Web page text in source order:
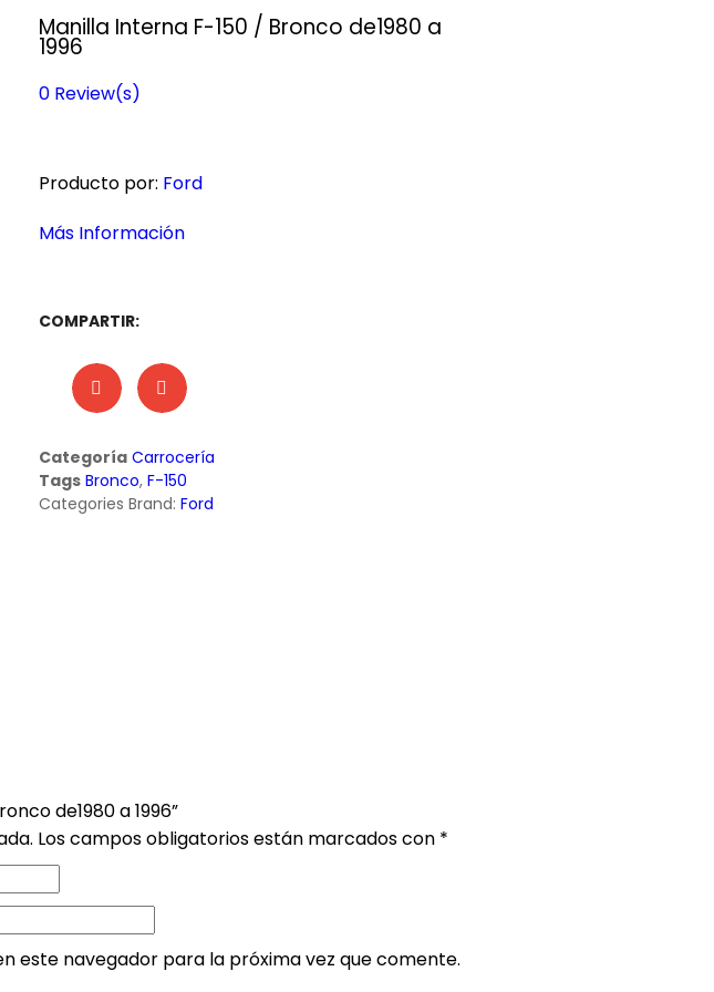
Manilla Interna F-150 / Bronco de1980 a
1996
0Review(s)
Producto por: Ford
Más Información
COMPARTIR:
Categoría Carrocería
Tags Bronco, F-150
Categories Brand: Ford
de1980 a 1996”
Los campos obligatorios están marcados con *
este navegador para la próxima vez que comente.